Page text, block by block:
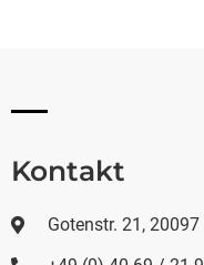
Kontakt
Gotenstr. 21,